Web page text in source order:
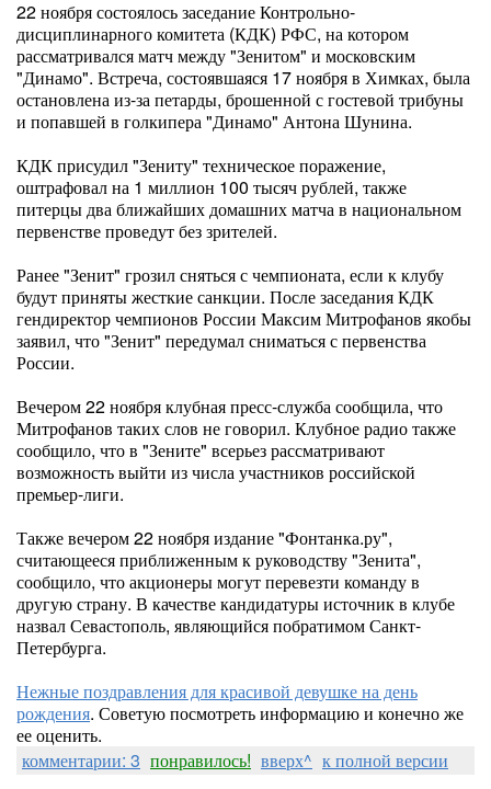
22 ноября состоялось заседание Контрольно-
дисциплинарного комитета (КДК) РФС, на котором
рассматривался матч между "Зенитом" и московским
"Динамо". Встреча, состоявшаяся 17 ноября в Химках, была
остановлена из-за петарды, брошенной с гостевой трибуны
и попавшей в голкипера "Динамо" Антона Шунина.
КДК присудил "Зениту" техническое поражение,
оштрафовал на 1 миллион 100 тысяч рублей, также
питерцы два ближайших домашних матча в национальном
первенстве проведут без зрителей.
Ранее "Зенит" грозил сняться с чемпионата, если к клубу
будут приняты жесткие санкции. После заседания КДК
гендиректор чемпионов России Максим Митрофанов якобы
заявил, что "Зенит" передумал сниматься с первенства
России.
Вечером 22 ноября клубная пресс-служба сообщила, что
Митрофанов таких слов не говорил. Клубное радио также
сообщило, что в "Зените" всерьез рассматривают
возможность выйти из числа участников российской
премьер-лиги.
Также вечером 22 ноября издание "Фонтанка.ру",
считающееся приближенным к руководству "Зенита",
сообщило, что акционеры могут перевезти команду в
другую страну. В качестве кандидатуры источник в клубе
назвал Севастополь, являющийся побратимом Санкт-
Петербурга.
Нежные поздравления для красивой девушке на день
рождения. Советую посмотреть информацию и конечно же
ее оценить.
комментарии: 3 понравилось! вверх^ к полной версии